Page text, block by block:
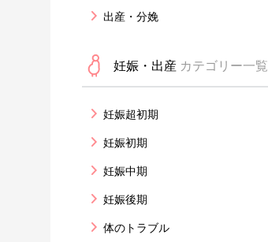
出産・分娩
妊娠・出産 カテゴリー一覧
妊娠超初期
妊娠初期
妊娠中期
妊娠後期
体のトラブル